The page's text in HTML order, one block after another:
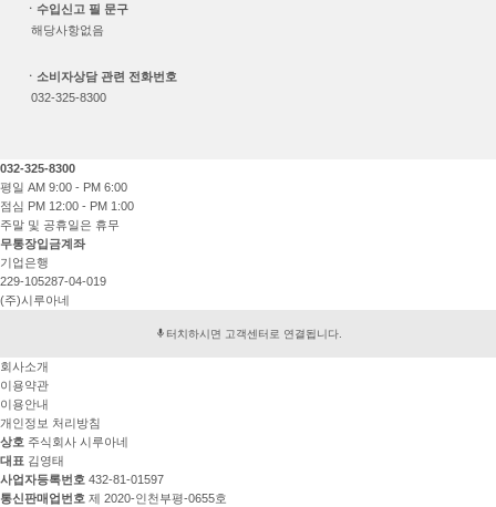
ㆍ수입신고 필 문구
해당사항없음
ㆍ소비자상담 관련 전화번호
032-325-8300
032-325-8300
평일 AM 9:00 - PM 6:00
점심 PM 12:00 - PM 1:00
주말 및 공휴일은 휴무
무통장입금계좌
기업은행
229-105287-04-019
(주)시루아네
터치하시면 고객센터로 연결됩니다.
회사소개
이용약관
이용안내
개인정보 처리방침
상호 주식회사 시루아네
대표 김영태
사업자등록번호 432-81-01597
통신판매업번호 제 2020-인천부평-0655호